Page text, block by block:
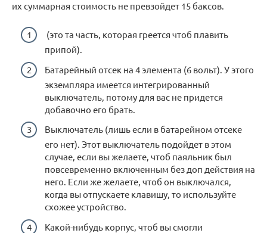
их суммарная стоимость не превзойдет 15 баксов.
(это та часть, которая греется чтоб плавить
припой).
Батарейный отсек на 4 элемента (6 вольт). У этого
экземпляра имеется интегрированный
выключатель, потому для вас не придется
добавочно его брать.
Выключатель (лишь если в батарейном отсеке
его нет). Этот выключатель подойдет в этом
случае, если вы желаете, чтоб паяльник был
повсевременно включенным без доп действия на
него. Если же желаете, чтоб он выключался,
когда вы отпускаете клавишу, то используйте
схожее устройство.
Какой-нибудь корпус, чтоб вы смогли